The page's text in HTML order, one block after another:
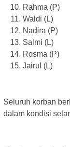
Rahma (P)
Waldi (L)
Nadira (P)
Salmi (L)
Rosma (P)
Jairul (L)
Seluruh korban
dalam kondisi